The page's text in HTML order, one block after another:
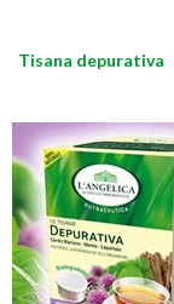
Tisana depurativa